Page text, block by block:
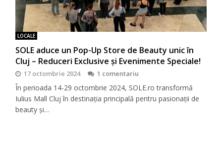
LOCALE
SOLE aduce un Pop-Up Store de Beauty unic în
Cluj – Reduceri Exclusive și Evenimente Speciale!
17 octombrie 2024 1 comentariu
În perioada 14-29 octombrie 2024, SOLE.ro transformă
Iulius Mall Cluj în destinația principală pentru pasionații de
beauty și…